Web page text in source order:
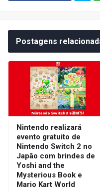
Postagens
Nintendo realizará
evento gratuito de
Nintendo Switch 2 no
Japão com brindes de
Yoshi and the
Mysterious Book e
Mario Kart World